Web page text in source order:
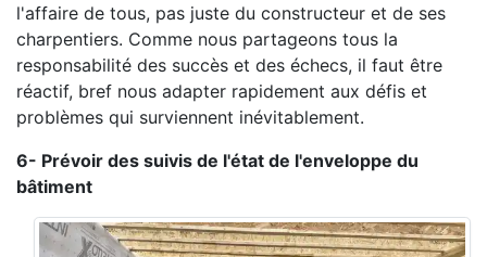
l'affaire de tous, pas juste du constructeur et de ses
charpentiers. Comme nous partageons tous la
responsabilité des succès et des échecs, il faut être
réactif, bref nous adapter rapidement aux défis et
problèmes qui surviennent inévitablement.
6- Prévoir des suivis de l'état de l'enveloppe du
bâtiment